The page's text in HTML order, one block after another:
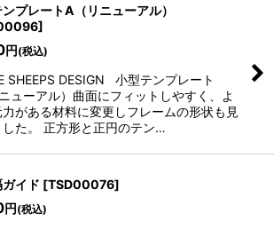
プレートA（リニューアル）
]
円 (税込)
SHEEPS DESIGN 小型テンプレート
ューアル）曲面にフィットしやすく、よ
力がある材料に変更しフレームの形状も見
した。 正方形と正円のテン…
イド [TSD00076]
円 (税込)